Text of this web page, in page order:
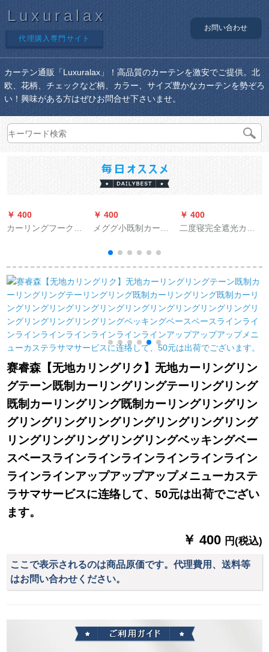
Luxuralax
代理購入専門サイト
お問い合わせ
カーテン通販「Luxuralax」！高品質のカーテンを激安でご提供。北
欧、花柄、チェックなど柄、カラー、サイズ豊かなカーテンを勢ぞろ
い！興味がある方はぜひお問合せ下さいませ。
￥ 400
カーリングフークハ
ーパッドフルストラ
ック200个
￥ 400
メググ小既制カータ
欧の日よけ子供寮ビ
レッグコーナーコー
ナーカーン城-チベト
青の打孔式1メトール
ドールダンカーン
￥ 400
二度寝完全遮光カー
す。简易少女寝室の
窓部屋は强い遮光を
します。【天然素材-
グラッドグリーン】
送り棒は1.5枚です。
×1.8高です。
赛睿森【无地カリングリク】无地カーリングリン
グテーン既制カーリングリングテーリングリング
既制カーリングリング既制カーリングリングリン
グリングリングリングリングリングリングリング
リングリングリングリングリングベッキングベー
スベースラインラインラインラインラインライン
ラインラインアップアップアップメニューカステ
ラサマサービスに连络して、50元は出荷でござい
ます。
￥ 400 円(税込)
ここで表示されるのは商品原価です。代理費用、送料等
はお問い合わせください。